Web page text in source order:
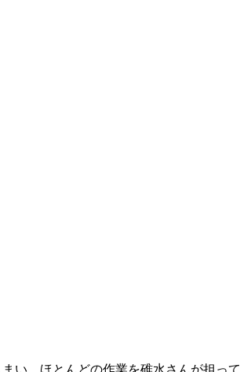
い、ほとんどの作業を碓水さんが担っ